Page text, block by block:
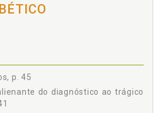
p. 45
do diagnóstico ao trágico